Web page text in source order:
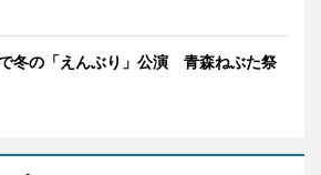
冬の「えんぶり」公演 青森ねぶた祭